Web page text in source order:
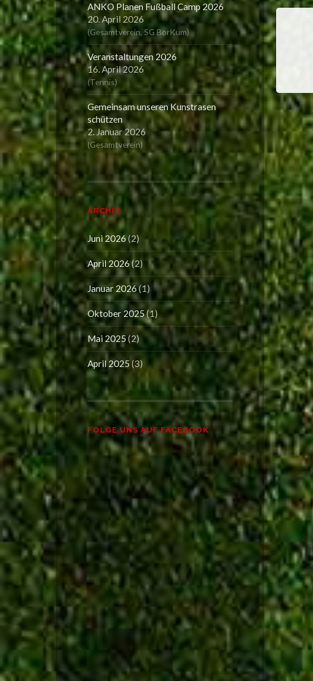
ANKO Planen Fußball Camp 2026
20. April 2026
(Gesamtverein, SG BorKum)
Veranstaltungen 2026
16. April 2026
(Tennis)
Gemeinsam unseren Kunstrasen
schützen
2. Januar 2026
(Gesamtverein)
ARCHIV
Juni 2026(2)
April 2026(2)
Januar 2026(1)
Oktober 2025(1)
Mai 2025 (2)
April 2025 (3)
FOLGE UNS AUF FACEBOOK